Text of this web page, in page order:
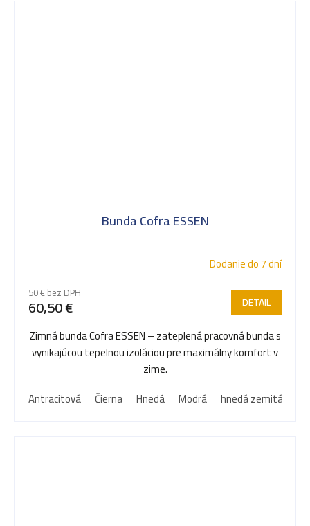
Bunda Cofra ESSEN
Dodanie do 7 dní
50 € bez DPH
60,50 € DETAIL
Zimná bunda Cofra ESSEN – zateplená pracovná bunda s
vynikajúcou tepelnou izoláciou pre maximálny komfort v
zime.
Antracitová
Čierna Hnedá Modrá hnedá zemitá